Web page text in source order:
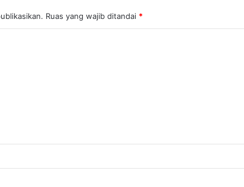
Ruas yang wajib ditandai *